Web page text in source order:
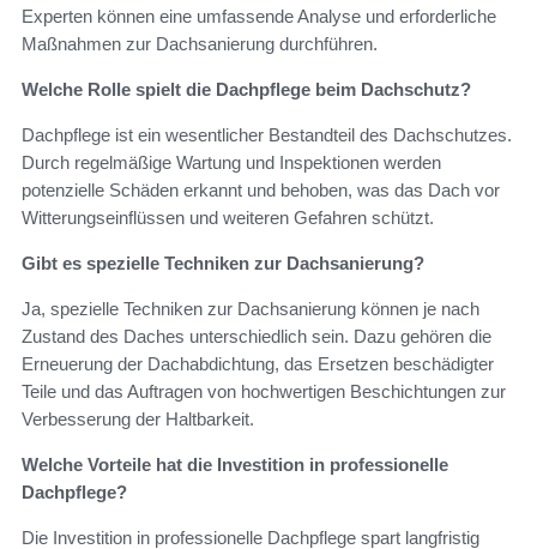
Experten können eine umfassende Analyse und erforderliche
Maßnahmen zur Dachsanierung durchführen.
Welche Rolle spielt die Dachpflege beim Dachschutz?
Dachpflege ist ein wesentlicher Bestandteil des Dachschutzes.
Durch regelmäßige Wartung und Inspektionen werden
potenzielle Schäden erkannt und behoben, was das Dach vor
Witterungseinflüssen und weiteren Gefahren schützt.
Gibt es spezielle Techniken zur Dachsanierung?
Ja, spezielle Techniken zur Dachsanierung können je nach
Zustand des Daches unterschiedlich sein. Dazu gehören die
Erneuerung der Dachabdichtung, das Ersetzen beschädigter
Teile und das Auftragen von hochwertigen Beschichtungen zur
Verbesserung der Haltbarkeit.
Welche Vorteile hat die Investition in professionelle
Dachpflege?
Die Investition in professionelle Dachpflege spart langfristig